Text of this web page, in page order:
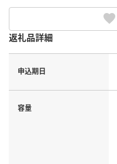
返礼品詳細
申込期日
容量